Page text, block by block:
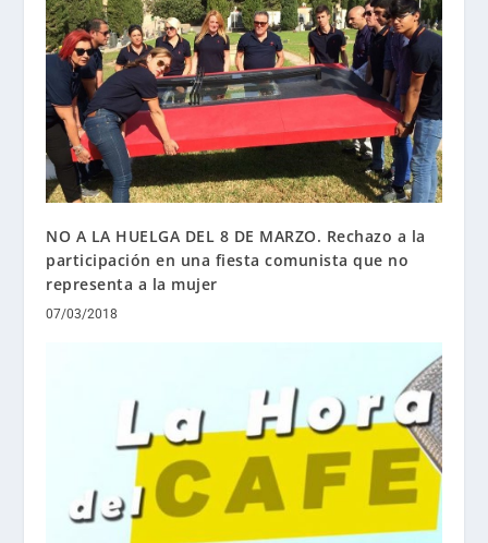
NO A LA HUELGA DEL 8 DE MARZO. Rechazo a la
participación en una fiesta comunista que no
representa a la mujer
07/03/2018